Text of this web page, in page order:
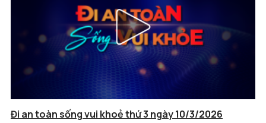
Đi an toàn sống vui khoẻ thứ 3 ngày 10/3/2026